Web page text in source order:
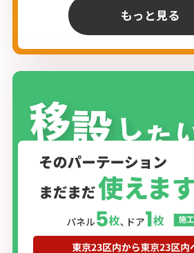
もっと見る